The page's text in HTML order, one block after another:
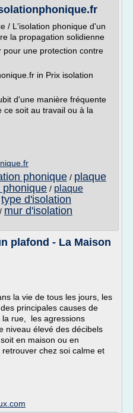
/ L'isolation phonique d'un
la propagation solidienne
pour une protection contre
in Prix isolation
d'une manière fréquente
ce soit au travail ou à la
phonique / plaque
phonique / plaque
type d'isolation
/ mur d'isolation
plafond - La Maison
la vie de tous les jours, les
principales causes de
la rue, les agressions
niveau élevé des décibels
en maison ou en
chez soi calme et